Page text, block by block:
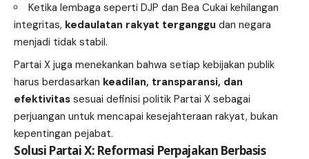
Ketika lembaga seperti DJP dan Bea Cukai kehilangan
integritas, kedaulatan rakyat terganggu dan negara
menjadi tidak stabil.
Partai X juga menekankan bahwa setiap kebijakan publik
harus berdasarkan keadilan, transparansi, dan
efektivitas sesuai definisi politik Partai X sebagai
perjuangan untuk mencapai kesejahteraan rakyat, bukan
kepentingan pejabat.
Solusi Partai X: Reformasi Perpajakan Berbasis